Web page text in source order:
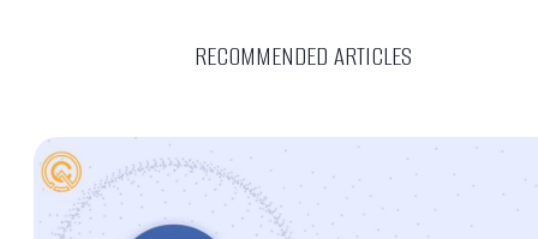
RECOMMENDED ARTICLES